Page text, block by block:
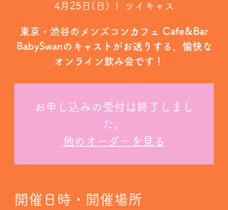
4月25日(日) ツイキャス
東京・渋谷のメンズコンカフェ Cafe&Bar
BabySwanのキャストがお送りする、愉快な
オンライン飲み会です！
お申し込みの受付は終了しまし
た。
他のオーダーを見る
開催日時・開催場所